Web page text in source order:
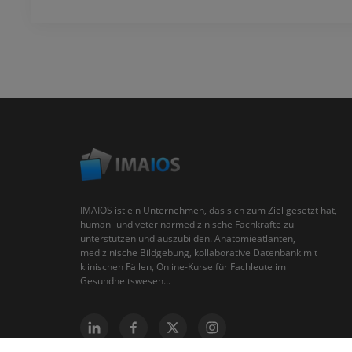
IMAIOS ist ein Unternehmen, das sich zum Ziel gesetzt hat,
human- und veterinärmedizinische Fachkräfte zu
unterstützen und auszubilden. Anatomieatlanten,
medizinische Bildgebung, kollaborative Datenbank mit
klinischen Fällen, Online-Kurse für Fachleute im
Gesundheitswesen...